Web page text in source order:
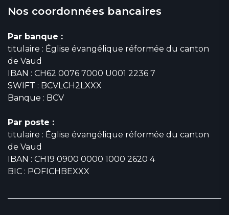
Nos coordonnées bancaires
Par banque :
titulaire : Église évangélique réformée du canton
de Vaud
IBAN : CH62 0076 7000 U001 2236 7
SWIFT : BCVLCH2LXXX
Banque : BCV
Par poste :
titulaire : Église évangélique réformée du canton
de Vaud
IBAN : CH19 0900 0000 1000 2620 4
BIC : POFICHBEXXX